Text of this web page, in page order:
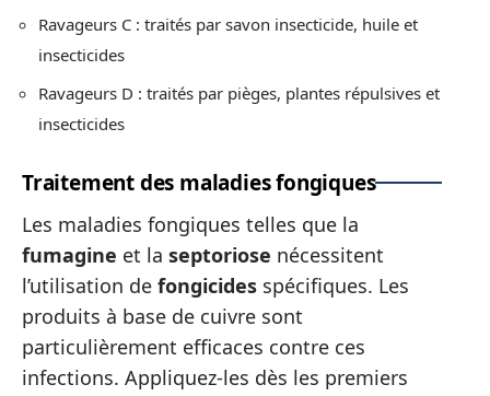
Ravageurs C : traités par savon insecticide, huile et
insecticides
Ravageurs D : traités par pièges, plantes répulsives et
insecticides
Traitement des maladies fongiques
Les maladies fongiques telles que la
fumagine et la septoriose nécessitent
l’utilisation de fongicides spécifiques. Les
produits à base de cuivre sont
particulièrement efficaces contre ces
infections. Appliquez-les dès les premiers